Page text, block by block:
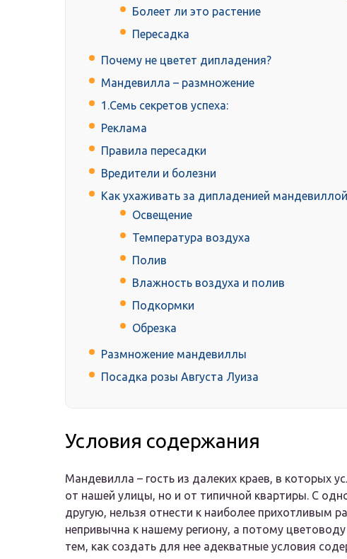
Болеет ли это растение
Пересадка
Почему не цветет дипладения?
Мандевилла – размножение
1.Семь секретов успеха:
Реклама
Правила пересадки
Вредители и болезни
Как ухаживать за дипладенией
Освещение
Температура воздуха
Полив
Влажность воздуха и полив
Подкормки
Обрезка
Размножение мандевиллы
Посадка розы Августа Луиза
Условия содержания
Мандевилла – гость из далеких краев, в которых
от нашей улицы, но и от типичной квартиры. С
другую, нельзя отнести к наиболее прихотливым
непривычна к нашему региону, а потому
тем, как создать для нее адекватные условия